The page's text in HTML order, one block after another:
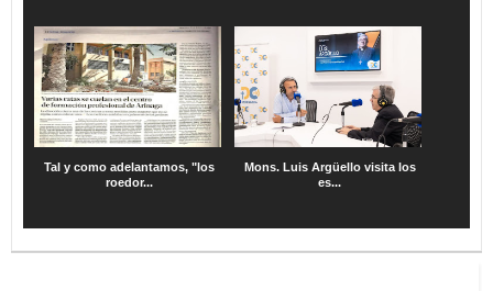
Tal y como adelantamos, "los
roedor...
Mons. Luis Argüello visita los
es...